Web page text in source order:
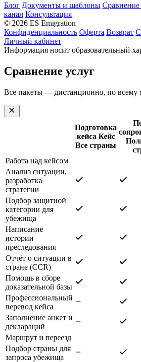
Блог Документы и шаблоны Сравнение
канал Консультация
© 2026 ES Emigration
Конфиденциальность Оферта Возврат
Личный кабинет
Информация носит образовательный
Сравнение услуг
Все пакеты — дистанционно, по всему
Подготовка
кейса Кейс
Все страны
Работа над кейсом
Анализ ситуации,
разработка
стратегии
Подбор защитной
категории для
убежища
Написание
истории
преследования
Отчёт о ситуации в
стране (CCR)
Помощь в сборе
доказательной базы
Профессиональный
перевод кейса
Заполнение анкет и
деклараций
Маршрут и переезд
Подбор страны для
запроса убежища